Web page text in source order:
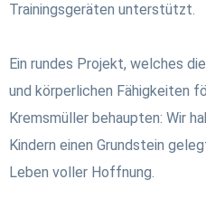
Trainingsgeräten unterstützt.
Ein rundes Projekt, welches
und körperlichen Fähigkeiten
Kremsmüller behaupten: Wir
Kindern einen Grundstein
Leben voller Hoffnung.